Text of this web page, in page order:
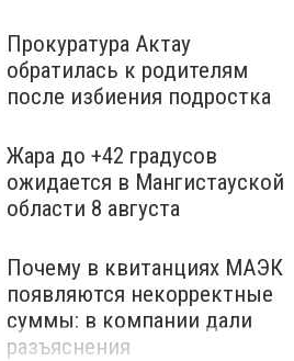
Прокуратура Актау
обратилась к родителям
после избиения подростка
Жара до +42 градусов
ожидается в Мангистауской
области 8 августа
Почему в квитанциях МАЭК
появляются некорректные
суммы: в компании дали
разъяснения